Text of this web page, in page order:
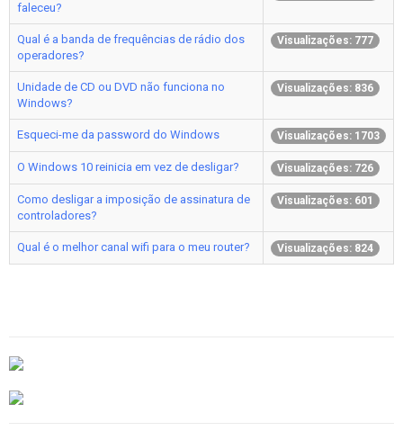
faleceu?
Qual é a banda de frequências de rádio dos
operadores?
Visualizações: 777
Unidade de CD ou DVD não funciona no
Windows?
Visualizações: 836
Esqueci-me da password do Windows Visualizações: 1703
O Windows 10 reinicia em vez de desligar? Visualizações: 726
Como desligar a imposição de assinatura de
controladores?
Visualizações: 601
Qual é o melhor canal wifi para o meu router? Visualizações: 824